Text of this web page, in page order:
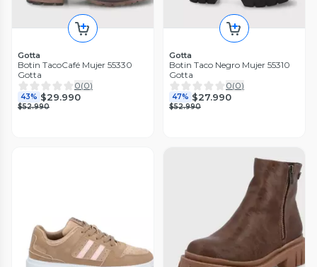
Gotta
Botin TacoCafé Mujer 55330
Gotta
0(0)
43% $29.990
$52.990
Gotta
Botin Taco Negro Mujer 55310
Gotta
0(0)
47% $27.990
$52.990